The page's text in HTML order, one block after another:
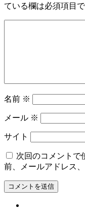
ている欄は必須項目
名前 ※
メール ※
サイト
次回のコメントで
前、メールアドレス